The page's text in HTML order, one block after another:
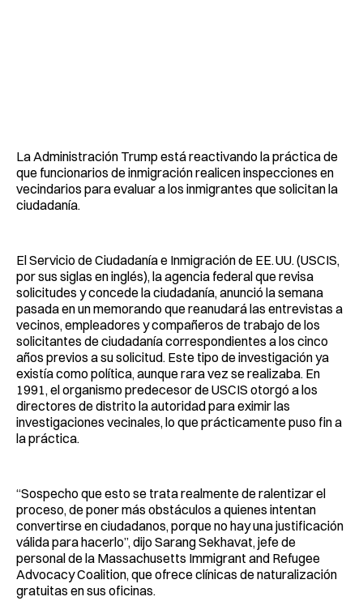
La Administración Trump está reactivando la práctica de
que funcionarios de inmigración realicen inspecciones en
vecindarios para evaluar a los inmigrantes que solicitan la
ciudadanía.
El Servicio de Ciudadanía e Inmigración de EE. UU. (USCIS,
por sus siglas en inglés), la agencia federal que revisa
solicitudes y concede la ciudadanía, anunció la semana
pasada en un memorando que reanudará las entrevistas a
vecinos, empleadores y compañeros de trabajo de los
solicitantes de ciudadanía correspondientes a los cinco
años previos a su solicitud. Este tipo de investigación ya
existía como política, aunque rara vez se realizaba. En
1991, el organismo predecesor de USCIS otorgó a los
directores de distrito la autoridad para eximir las
investigaciones vecinales, lo que prácticamente puso fin a
la práctica.
“Sospecho que esto se trata realmente de ralentizar el
proceso, de poner más obstáculos a quienes intentan
convertirse en ciudadanos, porque no hay una justificación
válida para hacerlo”, dijo Sarang Sekhavat, jefe de
personal de la Massachusetts Immigrant and Refugee
Advocacy Coalition, que ofrece clínicas de naturalización
gratuitas en sus oficinas.